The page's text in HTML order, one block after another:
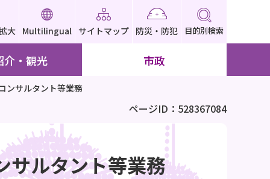
大 Multilingual サイトマップ 防災・防犯 目的別検索
介・観光 市政
ンサルタント等業務
ページID：528367084
ルタント等業務